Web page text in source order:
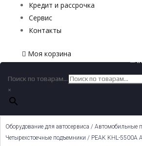
Кредит и рассрочка
Сервис
Контакты
Моя корзина
✉
Поиск по товарам...
×
Оборудование для автосервиса / Автомобильные
Четырехстоечные подъемники / PEAK KHL-5500A